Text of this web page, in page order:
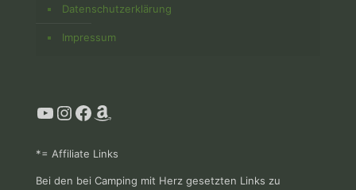
Datenschutzerklärung
Impressum
YouTube
Instagram
Facebook
Amazon
*= Affiliate Links
Bei den bei Camping mit Herz gesetzten Links zu